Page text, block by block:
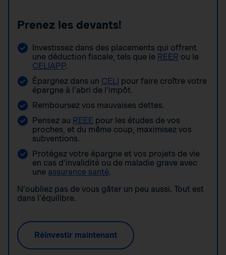
Prenez les devants!
Investissez dans des placements qui offrent
une déduction fiscale, tels que le REER ou le
CELIAPP.
Épargnez dans un CELI pour faire croître votre
épargne à l’abri de l’impôt.
Remboursez vos mauvaises dettes.
Pensez au REEE pour les études de vos
proches, et du même coup, maximisez vos
subventions.
Protégez votre épargne et vos projets de vie
en cas d’invalidité ou de maladie grave avec
une assurance santé.
N’oubliez pas de vous gâter un peu aussi. Tout est
dans l’équilibre.
Réinvestir maintenant